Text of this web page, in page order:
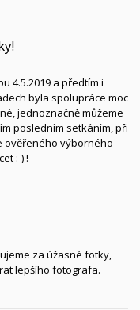
4.5.2019 a předtím i
byla spolupráce moc
jednoznačně můžeme
posledním setkáním, při
ověřeného výborného
:-) !
za úžasné fotky,
lepšího fotografa.